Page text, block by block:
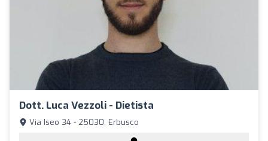
Dott. Luca Vezzoli - Dietista
Via Iseo 34 - 25030, Erbusco